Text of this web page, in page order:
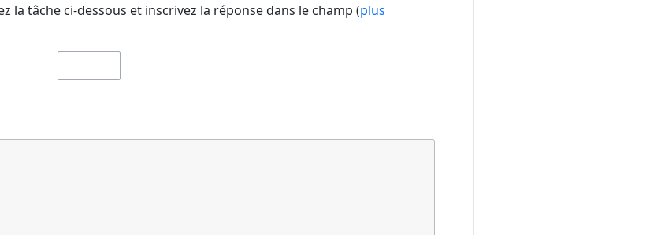
la tâche ci-dessous et inscrivez la réponse dans le champ (plus